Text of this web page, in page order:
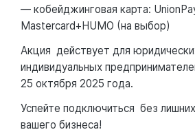
— кобейджинговая карта:
Mastercard+HUMO (на выбор)
Акция действует для
индивидуальных
25 октября 2025 года.
Успейте подключиться без
вашего бизнеса!